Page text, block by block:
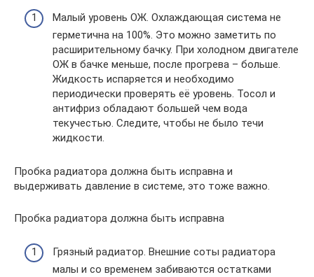
Малый уровень ОЖ. Охлаждающая система не
герметична на 100%. Это можно заметить по
расширительному бачку. При холодном двигателе
ОЖ в бачке меньше, после прогрева – больше.
Жидкость испаряется и необходимо
периодически проверять её уровень. Тосол и
антифриз обладают большей чем вода
текучестью. Следите, чтобы не было течи
жидкости.
Пробка радиатора должна быть исправна и
выдерживать давление в системе, это тоже важно.
Пробка радиатора должна быть исправна
Грязный радиатор. Внешние соты радиатора
малы и со временем забиваются остатками